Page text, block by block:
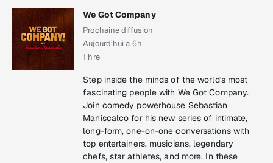
We Got Company
Prochaine diffusion
Aujourd’hui a 6h
1 hre
Step inside the minds of the world's most
fascinating people with We Got Company.
Join comedy powerhouse Sebastian
Maniscalco for his new series of intimate,
long-form, one-on-one conversations with
top entertainers, musicians, legendary
chefs, star athletes, and more. In these